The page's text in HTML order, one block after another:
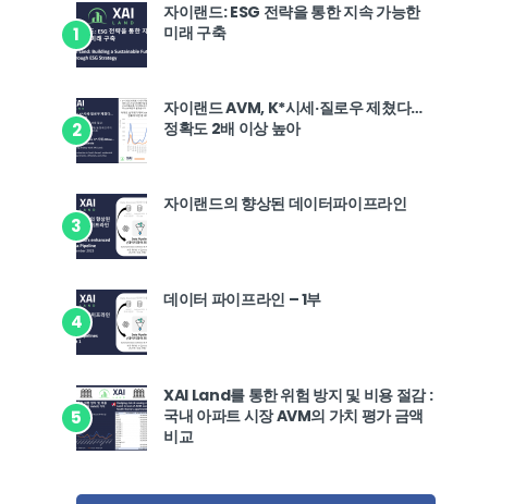
1
자이랜드: ESG 전략을 통한 지속 가능한
미래 구축
2
자이랜드 AVM, K*시세·질로우 제쳤다…
정확도 2배 이상 높아
3
자이랜드의 향상된 데이터파이프라인
4
데이터 파이프라인 – 1부
5
XAI Land를 통한 위험 방지 및 비용 절감 :
국내 아파트 시장 AVM의 가치 평가 금액
비교